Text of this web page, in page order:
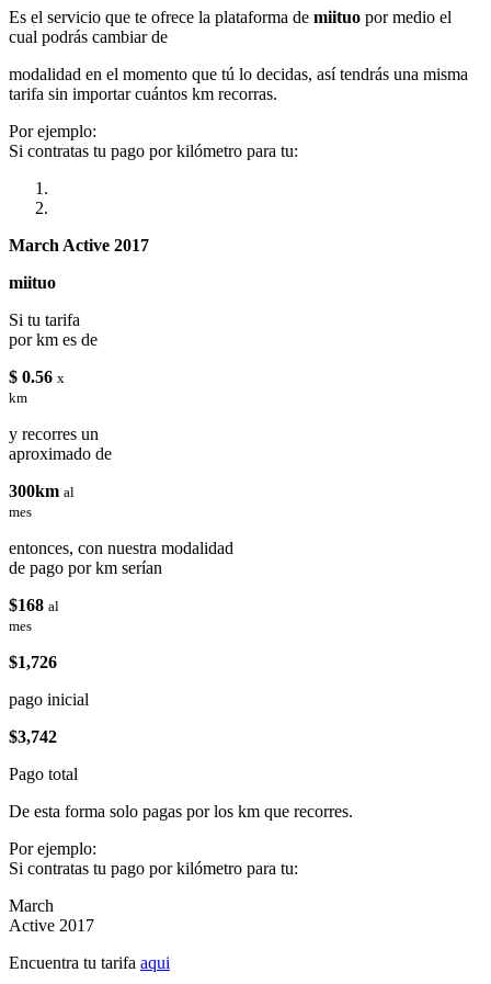
Es el servicio que te ofrece la plataforma de miituo por medio el
cual podrás cambiar de
modalidad en el momento que tú lo decidas, así tendrás una misma
tarifa sin importar cuántos km recorras.
Por ejemplo:
Si contratas tu pago por kilómetro para tu:
March Active 2017
miituo
Si tu tarifa
por km es de
$ 0.56 x
km
y recorres un
aproximado de
300km al
mes
entonces, con nuestra modalidad
de pago por km serían
$168 al
mes
$1,726
pago inicial
$3,742
Pago total
De esta forma solo pagas por los km que recorres.
Por ejemplo:
Si contratas tu pago por kilómetro para tu:
March
Active 2017
Encuentra tu tarifa aqui